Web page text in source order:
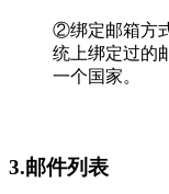
②绑定邮箱方
统上绑定过的
一个国家。
3.邮件列表